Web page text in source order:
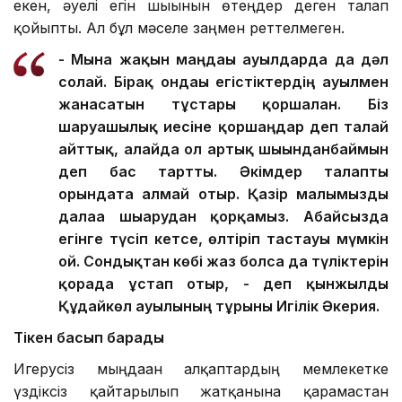
екен, әуелі егін шығынын өтеңдер деген талап
қойыпты. Ал бұл мәселе заңмен реттелмеген.
- Мына жақын маңдағы ауылдарда да дәл
солай. Бірақ ондағы егістіктердің ауылмен
жанасатын тұстары қоршалған. Біз
шаруашылық иесіне қоршаңдар деп талай
айттық, алайда ол артық шығынданбаймын
деп бас тартты. Әкімдер талапты
орындата алмай отыр. Қазір малымызды
далаға шығарудан қорқамыз. Абайсызда
егінге түсіп кетсе, өлтіріп тастауы мүмкін
ғой. Сондықтан көбі жаз болса да түліктерін
қорада ұстап отыр, - деп қынжылды
Құдайкөл ауылының тұрғыны Игілік Әкерия.
Тікен басып барады
Игерусіз мыңдаған алқаптардың мемлекетке
үздіксіз қайтарылып жатқанына қарамастан